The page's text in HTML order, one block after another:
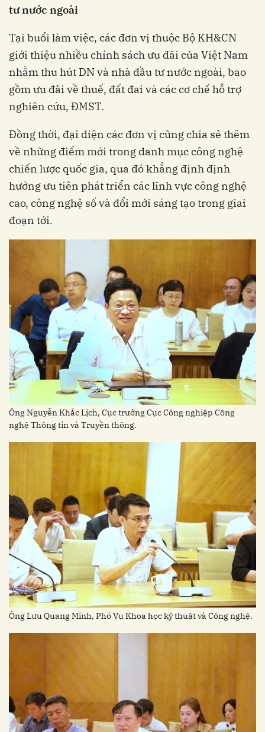
tư nước ngoài
Tại buổi làm việc, các đơn vị thuộc Bộ KH&CN
giới thiệu nhiều chính sách ưu đãi của Việt Nam
nhằm thu hút DN và nhà đầu tư nước ngoài, bao
gồm ưu đãi về thuế, đất đai và các cơ chế hỗ trợ
nghiên cứu, ĐMST.
Đồng thời, đại diện các đơn vị cũng chia sẻ thêm
về những điểm mới trong danh mục công nghệ
chiến lược quốc gia, qua đó khẳng định định
hướng ưu tiên phát triển các lĩnh vực công nghệ
cao, công nghệ số và đổi mới sáng tạo trong giai
đoạn tới.
Ông Nguyễn Khắc Lịch, Cục trưởng Cục Công nghiệp Công
nghệ Thông tin và Truyền thông.
Ông Lưu Quang Minh, Phó Vụ Khoa học kỹ thuật và Công nghệ.